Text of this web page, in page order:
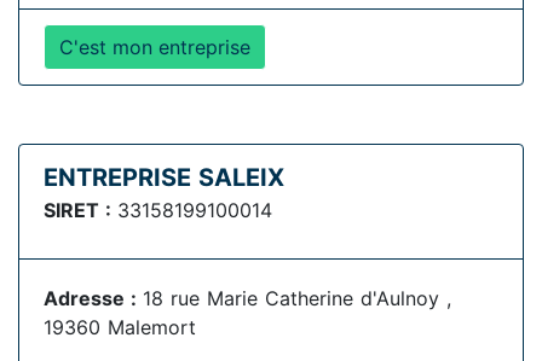
C'est mon entreprise
ENTREPRISE SALEIX
SIRET : 33158199100014
Adresse : 18 rue Marie Catherine d'Aulnoy ,
19360 Malemort